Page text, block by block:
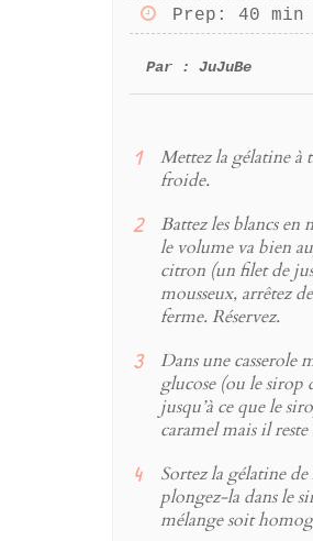
Prep : 40 min
Par : JuJuBe
Mettez la gélatine à
froide.
Battez les blancs en
le volume va bien
citron (un filet de
mousseux, arrêtez
ferme. Réservez.
Dans une casserole
glucose (ou le
jusqu’à ce que le
caramel mais il
Sortez la gélatine
plongez-la dans le
mélange soit